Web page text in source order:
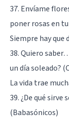
37. Envíame
poner rosas en
Siempre hay que
38. Quiero
un día soleado?
La vida trae
39. ¿De qué
(Babasónicos)